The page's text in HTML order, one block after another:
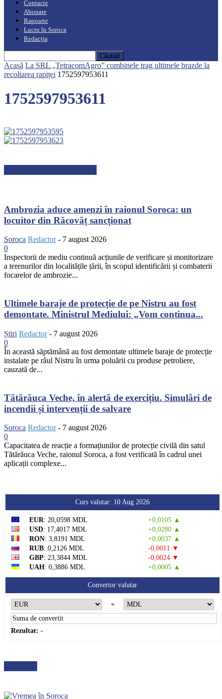
Contacte
Abonare
Rapoarte
Lucru în Soroca
Redacția
Acasă La SRL „TetracomAgro” combinele trag ultimele brazde la
recoltarea rapiței 1752597953611
1752597953611
Ambrozia aduce amenzi în raionul Soroca: un
locuitor din Răcovăț sancționat
Soroca Redactor - 7 august 2026
0
Inspectorii de mediu continuă acțiunile de verificare și monitorizare
a terenurilor din localitățile țării, în scopul identificării și combaterii
focarelor de ambrozie...
Ultimele baraje de protecție de pe Nistru au fost
demontate. Ministrul Mediului: „Vom continua...
Știri Redactor - 7 august 2026
0
În această săptămână au fost demontate ultimele baraje de protecție
instalate pe râul Nistru în urma poluării cu produse petroliere,
cauzată de...
Tătărăuca Veche, în alertă de exercițiu. Simulări de
incendii și intervenții de salvare
Soroca Redactor - 7 august 2026
0
Capacitatea de reacție a formațiunilor de protecție civilă din satul
Tătărăuca Veche, raionul Soroca, a fost verificată în cadrul unei
aplicații complexe...
Curs valutar: 10 Aug 2026
EUR: 20,0598 MDL
+0,0105 ▲
USD: 17,4017 MDL
+0,0280 ▲
RON: 3,8191 MDL
+0,0037 ▲
RUB: 0,2126 MDL
-0,0011 ▼
GBP: 23,3844 MDL
-0,0024 ▼
UAH: 0,3886 MDL +0,0005 ▲
Convertor valutar
»
Rezultat: -